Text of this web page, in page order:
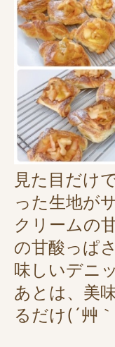
見た目だけ
った生地が
クリームの
の甘酸っぱ
味しいデニ
あとは、美
るだけ(´艸